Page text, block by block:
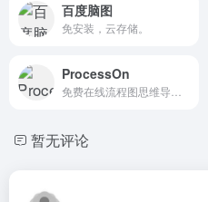
百度脑图
免安装，云存储。
ProcessOn
暂无评论